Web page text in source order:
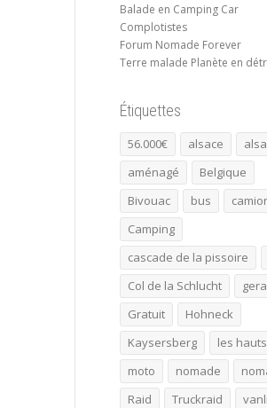
Balade en Camping Car
Complotistes
Forum Nomade Forever
Terre malade Planète en
Étiquettes
56.000€ alsace
aménagé
Belgique
Bivouac
bus
Camping
cascade de la pissoire
Col de la Schlucht
Gratuit
Hohneck
Kaysersberg
les
moto
nomade
Raid
Truckraid